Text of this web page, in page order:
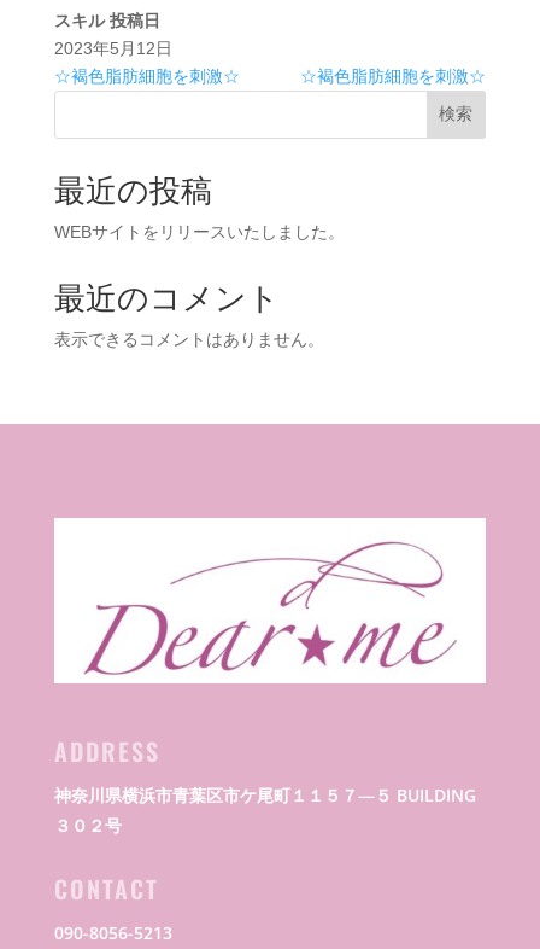
スキル 投稿日
2023年5月12日
☆褐色脂肪細胞を刺激☆
☆褐色脂肪細胞を刺激☆
検索
最近の投稿
WEBサイトをリリースいたしました。
最近のコメント
表示できるコメントはありません。
ADDRESS
神奈川県横浜市青葉区市ケ尾町１１５７―５ BUILDING
３０２号
CONTACT
090-8056-5213